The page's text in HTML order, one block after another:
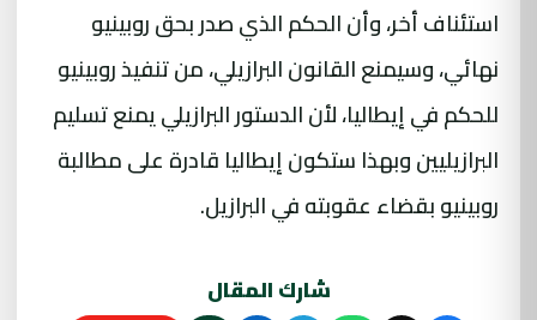
استئناف أخر، وأن الحكم الذي صدر بحق روبينيو
نهائي، وسيمنع القانون البرازيلي، من تنفيذ روبينيو
للحكم في إيطاليا، لأن الدستور البرازيلي يمنع تسليم
البرازيليين وبهذا ستكون إيطاليا قادرة على مطالبة
روبينيو بقضاء عقوبته في البرازيل.
شارك المقال